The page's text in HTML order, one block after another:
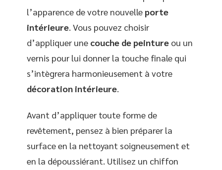
l’apparence de votre nouvelle porte
intérieure. Vous pouvez choisir
d’appliquer une couche de peinture ou un
vernis pour lui donner la touche finale qui
s’intègrera harmonieusement à votre
décoration intérieure.
Avant d’appliquer toute forme de
revêtement, pensez à bien préparer la
surface en la nettoyant soigneusement et
en la dépoussiérant. Utilisez un chiffon